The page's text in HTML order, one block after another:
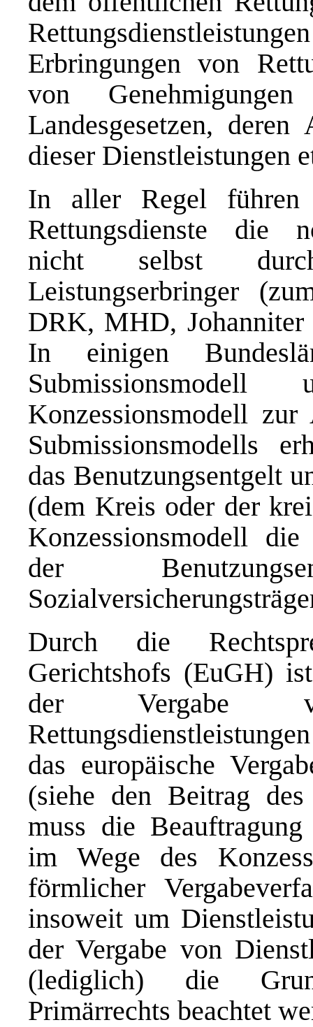
Erbringungen von
von
Landesgesetzen,
dieser Dienstleistungen
In aller Regel führen
Rettungsdienste die
nicht selbst
Leistungserbringer
DRK, MHD,
In einigen
Konzessionsmodell
Submissionsmodells
das Benutzungsentgelt
(dem Kreis oder der
Konzessionsmodell
der
Durch die
Gerichtshofs (EuGH)
der Vergabe
das europäische
(siehe den Beitrag
muss die
im Wege des
förmlicher
insoweit um
der Vergabe von
(lediglich) die
Primärrechts beachtet